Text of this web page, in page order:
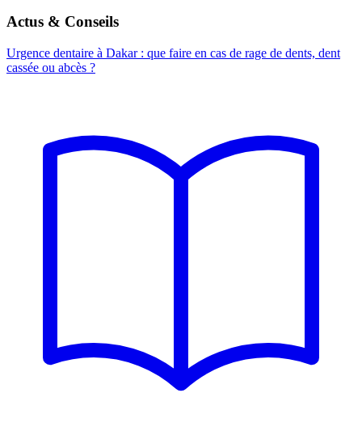
Actus & Conseils
Urgence dentaire à Dakar : que faire en cas de rage de dents, dent
cassée ou abcès ?